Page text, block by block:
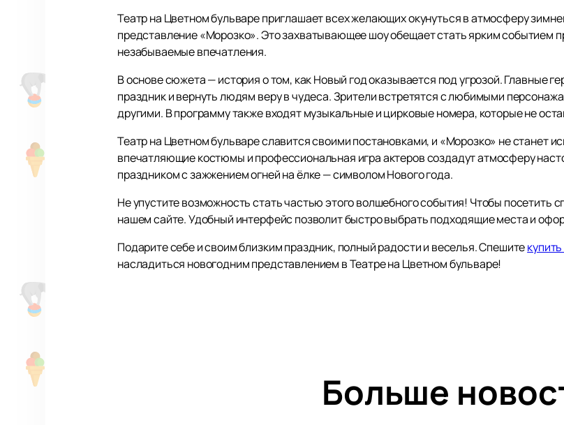
Театр на Цветном бульваре приглашает всех желающих окунуться в атмосферу
представление «Морозко». Это захватывающее шоу обещает стать ярким событием
незабываемые впечатления.
В основе сюжета — история о том, как Новый год оказывается под угрозой. Главные
праздник и вернуть людям веру в чудеса. Зрители встретятся с любимыми
другими. В программу также входят музыкальные и цирковые номера, которые не
Театр на Цветном бульваре славится своими постановками, и «Морозко» не станет
впечатляющие костюмы и профессиональная игра актеров создадут атмосферу
праздником с зажжением огней на ёлке — символом Нового года.
Не упустите возможность стать частью этого волшебного события! Чтобы посетить
нашем сайте. Удобный интерфейс позволит быстро выбрать подходящие места и
Подарите себе и своим близким праздник, полный радости и веселья. Спешите
насладиться новогодним представлением в Театре на Цветном бульваре!
Больше